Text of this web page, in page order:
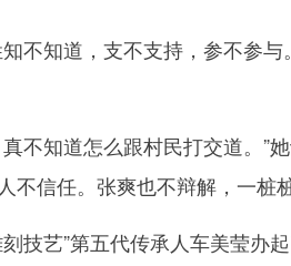
知道，支不支持，参不参与
知道怎么跟村民打交道。”
信任。张爽也不辩解，一桩
艺”第五代传承人车美莹办